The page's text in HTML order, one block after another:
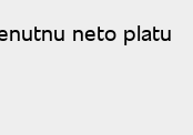
neto platu